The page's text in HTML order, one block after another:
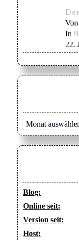
In
22.
Archiv
Blog:
Online seit:
Version seit:
Host: